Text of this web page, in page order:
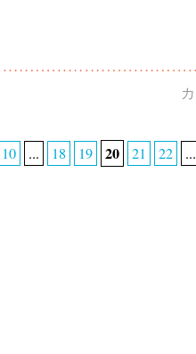
10 ... 18 19 20 21 22 ...